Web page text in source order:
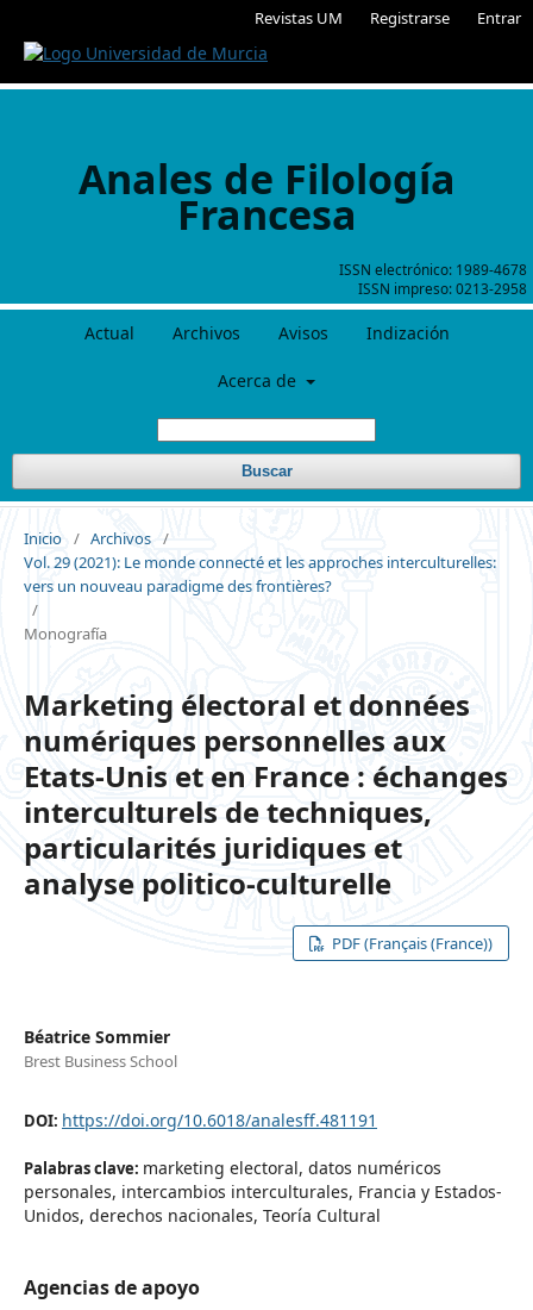
Revistas UM Registrarse Entrar
ISSN electrónico: 1989-4678
ISSN impreso:0213-2958
Anales de Filología
Francesa
Actual Archivos Avisos Indización
Acerca de
Buscar
Inicio / Archivos /
Vol. 29 (2021): Le monde connecté et les approches interculturelles:
vers un nouveau paradigme des frontières?
/
Monografía
Marketing électoral et données
numériques personnelles aux
Etats-Unis et en France : échanges
interculturels de techniques,
particularités juridiques et
analyse politico-culturelle
PDF (Français (France))
Béatrice Sommier
Brest Business School
DOI: https://doi.org/10.6018/analesff.481191
Palabras clave: marketing electoral, datos numéricos
personales, intercambios interculturales, Francia y Estados-
Unidos, derechos nacionales, Teoría Cultural
Agencias de apoyo